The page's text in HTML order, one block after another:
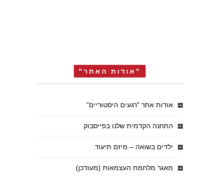
"אודות האתר"
אודות אתר "רגעים היסטוריים"
התחנה הקדמית שלנו בפייסבוק
ילדים בשואה – מיזם תיעוד
מאגר מלחמת העצמאות (מעודכן)